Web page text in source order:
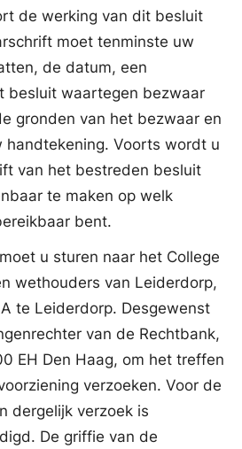
de werking van dit besluit
moet tenminste uw
de datum, een
besluit waartegen bezwaar
gronden van het bezwaar en
handtekening. Voorts wordt u
van het bestreden besluit
te maken op welk
bent.
u sturen naar het College
wethouders van Leiderdorp,
te Leiderdorp. Desgewenst
van de Rechtbank,
EH Den Haag, om het treffen
verzoeken. Voor de
dergelijk verzoek is
De griffie van de